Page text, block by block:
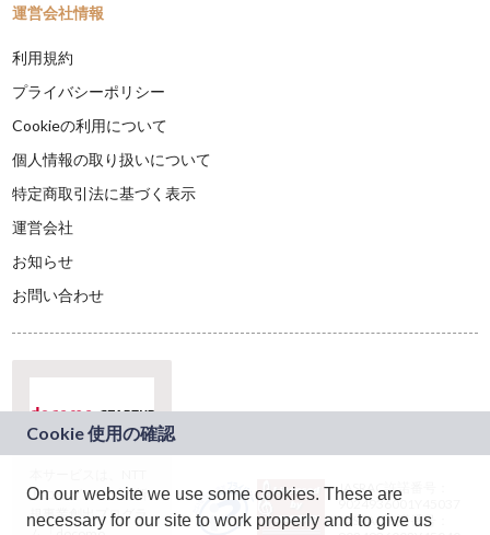
運営会社情報
利用規約
プライバシーポリシー
Cookieの利用について
個人情報の取り扱いについて
特定商取引法に基づく表示
運営会社
お知らせ
お問い合わせ
ドコモグループの新
規事業創出プログラ
JASRAC許諾番号：
9024936001Y45037
JASRAC許諾番号：
On our website we use some cookies. These are
necessary for our site to work properly and to give us